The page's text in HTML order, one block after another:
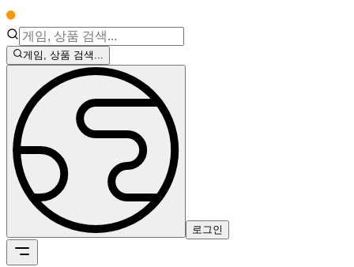
게임, 상품 검색...
로그인